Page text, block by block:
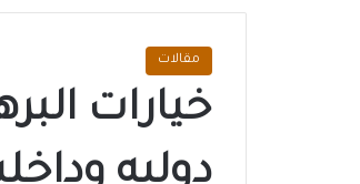
مقالات
خيارات